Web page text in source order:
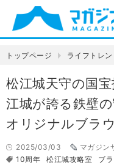
トップページ ライフトレン
松江城天守の国
江城が誇る鉄壁
オリジナルブラ
2025/03/03
マガジン
10周年
松江城攻略室 ブ